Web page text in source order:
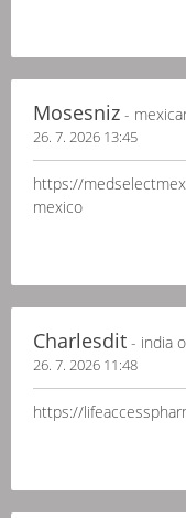
Mosesniz -
26. 7. 2026 13:45
https://
mexico
Charlesdit - india
26. 7. 2026 11:48
https://